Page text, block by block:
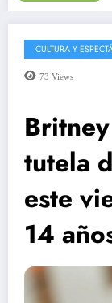
CULTURA Y
73 Views
tutela
este
14